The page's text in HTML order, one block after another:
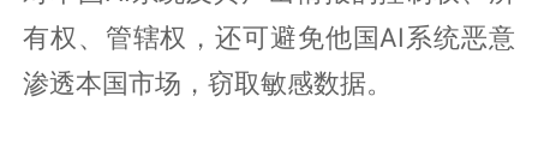
有权、管辖权，还可避免他国AI系统恶意
渗透本国市场，窃取敏感数据。